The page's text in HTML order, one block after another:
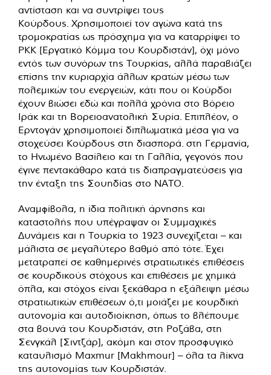
αντίσταση και να συντρίψει τους
Κούρδους. Χρησιμοποιεί τον αγώνα κατά της
τρομοκρατίας ως πρόσχημα για να καταρρίψει το
PKK [Εργατικό Κόμμα του Κουρδιστάν], όχι μόνο
εντός των συνόρων της Τουρκίας, αλλά παραβιάζει
επίσης την κυριαρχία άλλων κρατών μέσω των
πολεμικών του ενεργειών, κάτι που οι Κούρδοι
έχουν βιώσει εδώ και πολλά χρόνια στο Βόρειο
Ιράκ και τη Βορειοανατολική Συρία. Επιπλέον, ο
Ερντογάν χρησιμοποιεί διπλωματικά μέσα για να
στοχεύσει Κούρδους στη διασπορά. στη Γερμανία,
το Ηνωμένο Βασίλειο και τη Γαλλία, γεγονός που
έγινε πεντακάθαρο κατά τις διαπραγματεύσεις για
την ένταξη της Σουηδίας στο ΝΑΤΟ.
Αναμφίβολα, η ίδια πολιτική άρνησης και
καταστολής που υπέγραψαν οι Συμμαχικές
Δυνάμεις και η Τουρκία το 1923 συνεχίζεται – και
μάλιστα σε μεγαλύτερο βαθμό από τότε. Έχει
μετατραπεί σε καθημερινές στρατιωτικές επιθέσεις
σε κουρδικούς στόχους και επιθέσεις με χημικά
όπλα, και στόχος είναι ξεκάθαρα η εξάλειψη μέσω
στρατιωτικών επιθέσεων ό,τι μοιάζει με κουρδική
αυτονομία και αυτοδιοίκηση, όπως το βλέπουμε
στα βουνά του Κουρδιστάν, στη Ροζάβα, στη
Σενγκάλ [Σιντζάρ], ακόμη και στον προσφυγικό
καταυλισμό Maxmur [Makhmour] – όλα τα λίκνα
της αυτονομίας των Κουρδιστάν.